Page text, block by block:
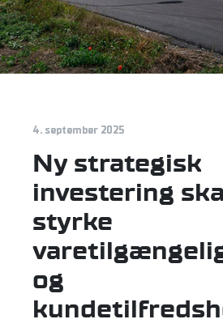
4. september 2025
Ny strategisk
investering
styrke
og